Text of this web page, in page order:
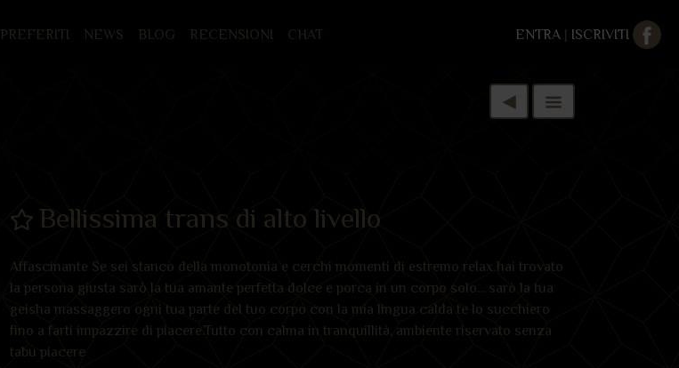
PREFERITI NEWS BLOG RECENSIONI CHAT ENTRA | ISCRIVITI
Bellissima trans di alto livello
Affascinante Se sei stanco della monotonia e cerchi momenti di estremo relax hai trovato
la persona giusta sarò la tua amante perfetta dolce e porca in un corpo solo... sarò la tua
geisha massaggero ogni tua parte del tuo corpo con la mia lingua calda te lo succhiero
fino a farti impazzire di piacere.Tutto con calma in tranquillità, ambiente riservato senza
tabu piacere